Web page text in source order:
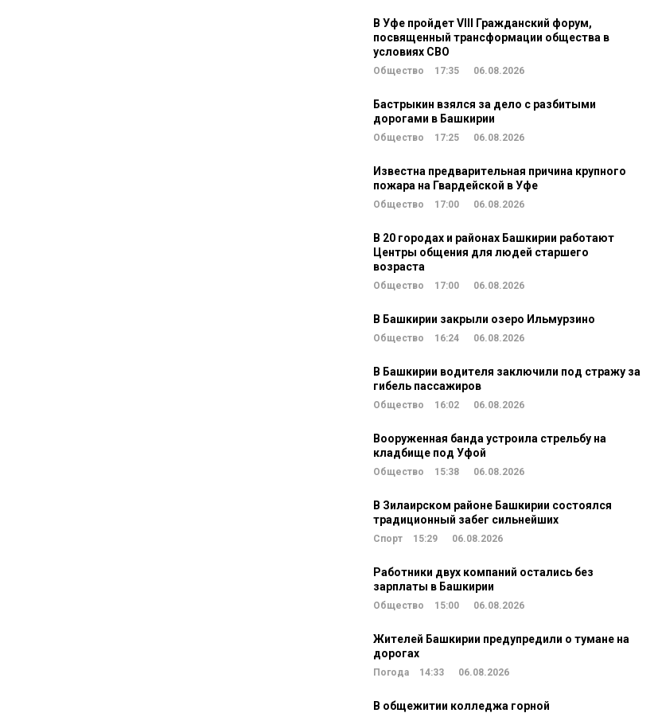
В Уфе пройдет VIII Гражданский форум,
посвященный трансформации общества в
условиях СВО
Общество 17:35 06.08.2026
Бастрыкин взялся за дело с разбитыми
дорогами в Башкирии
Общество 17:25 06.08.2026
Известна предварительная причина крупного
пожара на Гвардейской в Уфе
Общество 17:00 06.08.2026
В 20 городах и районах Башкирии работают
Центры общения для людей старшего
возраста
Общество 17:00 06.08.2026
В Башкирии закрыли озеро Ильмурзино
Общество 16:24 06.08.2026
В Башкирии водителя заключили под стражу за
гибель пассажиров
Общество 16:02 06.08.2026
Вооруженная банда устроила стрельбу на
кладбище под Уфой
Общество 15:38 06.08.2026
В Зилаирском районе Башкирии состоялся
традиционный забег сильнейших
Спорт 15:29 06.08.2026
Работники двух компаний остались без
зарплаты в Башкирии
Общество 15:00 06.08.2026
Жителей Башкирии предупредили о тумане на
дорогах
Погода 14:33 06.08.2026
В общежитии колледжа горной